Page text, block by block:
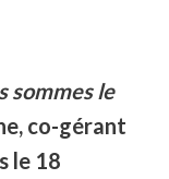
sommes le
co-gérant
le 18